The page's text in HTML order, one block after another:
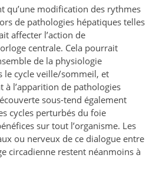
qu’une modification des rythmes
de pathologies hépatiques telles
affecter l’action de
centrale. Cela pourrait
de la physiologie
le cycle veille/sommeil, et
l’apparition de pathologies
sous-tend également
cycles perturbés du foie
sur tout l’organisme. Les
ou nerveux de ce dialogue entre
circadienne restent néanmoins à